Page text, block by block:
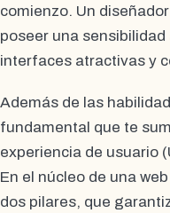
comienzo. Un
poseer una
interfaces atractivas y
Además de las
fundamental que te
experiencia de usuario
En el núcleo de una
dos pilares, que